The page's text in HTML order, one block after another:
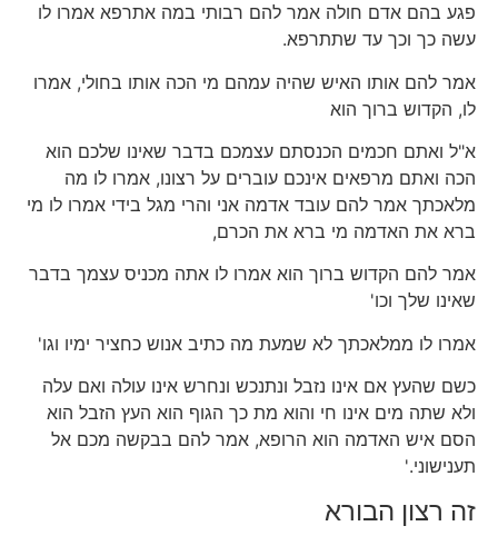
פגע בהם אדם חולה אמר להם רבותי במה אתרפא אמרו לו
עשה כך וכך עד שתתרפא.
אמר להם אותו האיש שהיה עמהם מי הכה אותו בחולי, אמרו
לו, הקדוש ברוך הוא
א"ל ואתם חכמים הכנסתם עצמכם בדבר שאינו שלכם הוא
הכה ואתם מרפאים אינכם עוברים על רצונו, אמרו לו מה
מלאכתך אמר להם עובד אדמה אני והרי מגל בידי אמרו לו מי
ברא את האדמה מי ברא את הכרם,
אמר להם הקדוש ברוך הוא אמרו לו אתה מכניס עצמך בדבר
שאינו שלך וכו'
אמרו לו ממלאכתך לא שמעת מה כתיב אנוש כחציר ימיו וגו'
כשם שהעץ אם אינו נזבל ונתנכש ונחרש אינו עולה ואם עלה
ולא שתה מים אינו חי והוא מת כך הגוף הוא העץ הזבל הוא
הסם איש האדמה הוא הרופא, אמר להם בבקשה מכם אל
תענישוני.'
זה רצון הבורא